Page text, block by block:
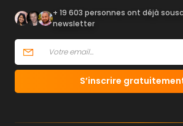
+ 19 603 personnes ont déjà
newsletter
S’inscrire